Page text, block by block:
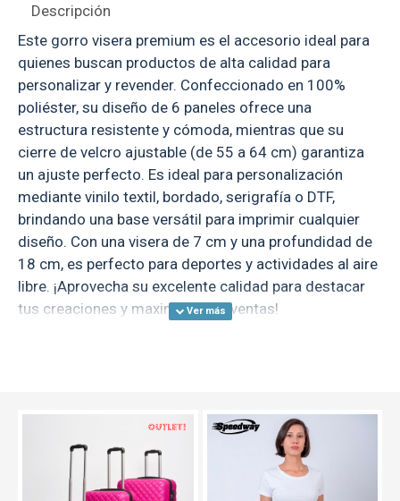
Descripción
Este gorro visera premium es el accesorio ideal para
quienes buscan productos de alta calidad para
personalizar y revender. Confeccionado en 100%
poliéster, su diseño de 6 paneles ofrece una
estructura resistente y cómoda, mientras que su
cierre de velcro ajustable (de 55 a 64 cm) garantiza
un ajuste perfecto. Es ideal para personalización
mediante vinilo textil, bordado, serigrafía o DTF,
brindando una base versátil para imprimir cualquier
diseño. Con una visera de 7 cm y una profundidad de
18 cm, es perfecto para deportes y actividades al aire
libre. ¡Aprovecha su excelente calidad para destacar
tus creaciones y maximizar tus ventas!
OUT TEXTTRANSPARENTE